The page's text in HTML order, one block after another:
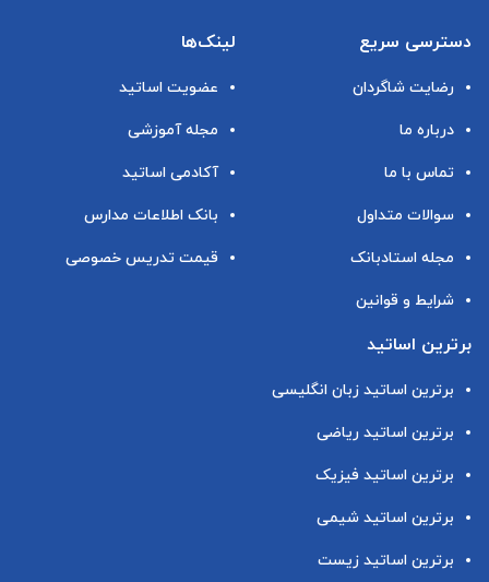
دسترسی سریع
رضایت شاگردان
درباره ما
تماس با ما
سوالات متداول
مجله استادبانک
شرایط و قوانین
لینک‌ها
عضویت اساتید
مجله آموزشی
آکادمی اساتید
بانک اطلاعات مدارس
قیمت تدریس خصوصی
برترین اساتید
برترین اساتید زبان انگلیسی
برترین اساتید ریاضی
برترین اساتید فیزیک
برترین اساتید شیمی
برترین اساتید زیست